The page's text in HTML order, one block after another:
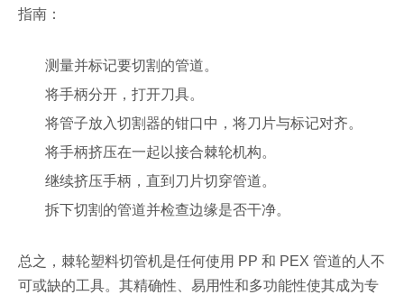
指南：
测量并标记要切割的管道。
将手柄分开，打开刀具。
将管子放入切割器的钳口中，将刀片与标记对齐。
将手柄挤压在一起以接合棘轮机构。
继续挤压手柄，直到刀片切穿管道。
拆下切割的管道并检查边缘是否干净。
总之，棘轮塑料切管机是任何使用 PP 和 PEX 管道的人不
可或缺的工具。其精确性、易用性和多功能性使其成为专